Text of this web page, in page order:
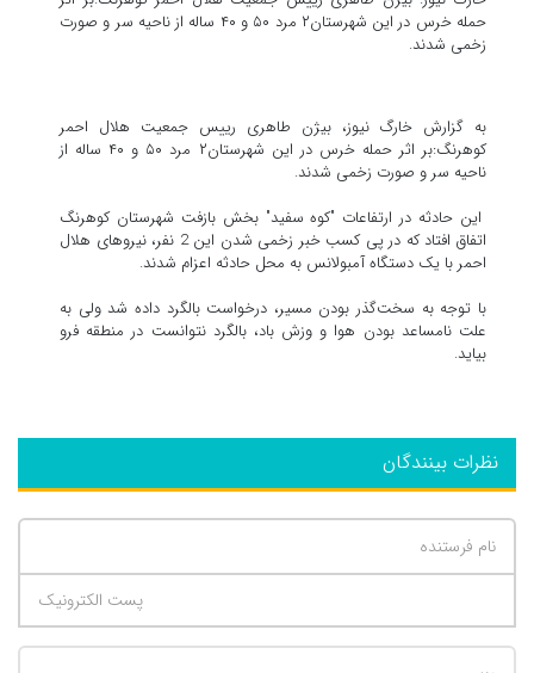
حمله خرس در این شهرستان۲ مرد ۵۰ و ۴۰ ساله از ناحیه سر و صورت
زخمی شدند.
به گزارش خارگ نیوز، بیژن طاهری رییس جمعیت هلال احمر
کوهرنگ:بر اثر حمله خرس در این شهرستان۲ مرد ۵۰ و ۴۰ ساله از
ناحیه سر و صورت زخمی شدند.
این حادثه در ارتفاعات "کوه سفید" بخش بازفت شهرستان کوهرنگ
اتفاق افتاد که در پی کسب خبر زخمی شدن این 2 نفر، نیروهای هلال
احمر با یک دستگاه آمبولانس به محل حادثه اعزام شدند.
با توجه به سخت‌گذر بودن مسیر، درخواست بالگرد داده شد ولی به
علت نامساعد بودن هوا و وزش باد، بالگرد نتوانست در منطقه فرو
بیاید.
نظرات بینندگان